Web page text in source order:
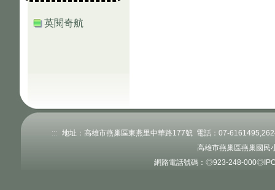
英閱奇航
:::
地址：高雄市燕巢區東燕里中華路177號 電話：07-
高雄市燕巢區燕巢國民
網路電話號碼：◎923-248-